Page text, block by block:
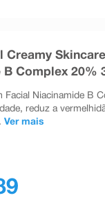
Creamy Skincare
B Complex 20%
Facial Niacinamide B
reduz a
Ver mais